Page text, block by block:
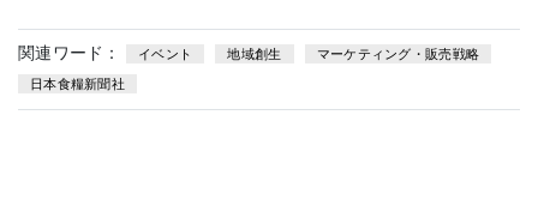
関連ワード： イベント 地域創生 マーケティング・販売戦略
日本食糧新聞社